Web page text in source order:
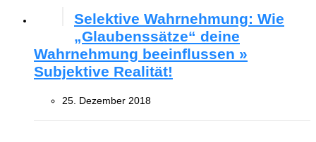
Selektive Wahrnehmung: Wie
„Glaubenssätze“ deine
Wahrnehmung beeinflussen »
Subjektive Realität!
25. Dezember 2018